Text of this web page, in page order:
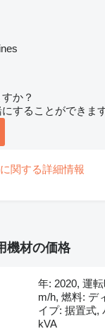
か？
することができま
関する詳細情報
機材の価格
年: 2020, 運
m/h, 燃料: デ
イプ: 据置式,
kVA